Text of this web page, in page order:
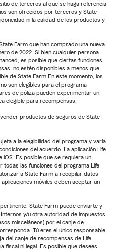
de terceros al que se haga referencia
son ofrecidos por terceros y State
ni la calidad de los productos y
Farm que han comprado una nueva
de 2022. Si bien cualquier persona
es posible que ciertas funciones
no estén disponibles a menos que
de State Farm.En este momento, los
son elegibles para el programa
de póliza pueden experimentar un
elegible para recompensas.
productos de seguros de State
a la elegibilidad del programa y varía
del acuerdo. La aplicación Life
iOS. Es posible que se requiera un
todas las funciones del programa Life
a State Farm a recopilar datos
móviles deben aceptar un
State Farm puede enviarte y
y/u otra autoridad de impuestos
misceláneos) por el canje de
Tú eres el único responsable
del canje de recompensas de Life
fiscal ni legal. Es posible que desees